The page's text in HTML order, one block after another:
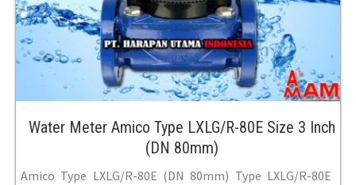
Water Meter Amico Type LXLG/R-80E Size 3 Inch
(DN 80mm)
Amico Type LXLG/R-80E (DN 80mm) Type LXLG/R-80E